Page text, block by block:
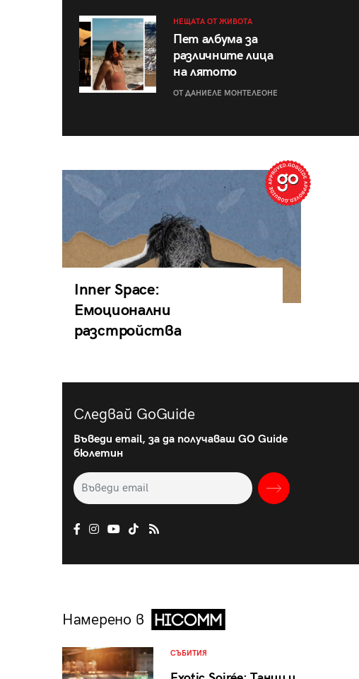
НЕЩАТА ОТ ЖИВОТА
Пет албума за
различните лица
на лятото
ОТ ДАНИЕЛЕ МОНТЕЛЕОНЕ
Inner Space:
Емоционални
разстройства
Следвай GoGuide
Въведи email, за да получаваш GO Guide
бюлетин
Намерено в
СЪБИТИЯ